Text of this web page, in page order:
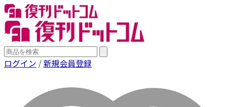
ログイン /新規会員登録